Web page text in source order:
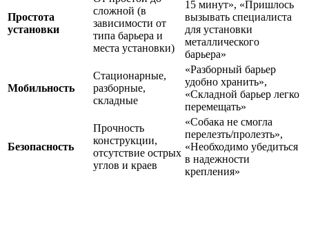
Простота
установки
сложной (в
зависимости от
типа барьера и
места установки)
15 минут», «Пришлось
вызывать специалиста
для установки
металлического
барьера»
Мобильность
Стационарные,
разборные,
складные
«Разборный барьер
удобно хранить»,
«Складной барьер легко
перемещать»
Безопасность
Прочность
конструкции,
отсутствие острых
углов и краев
«Собака не смогла
перелезть/пролезть»,
«Необходимо убедиться
в надежности
крепления»